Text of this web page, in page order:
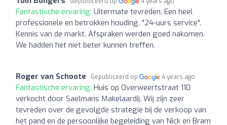
Fantastische ervaring: Uitermate tevreden. Een heel
professionele en betrokken houding. "24-uurs service".
Kennis van de markt. Afspraken werden goed nakomen.
We hadden het niet beter kunnen treffen.
Roger van Schoote Gepubliceerd op 4 years ago
Fantastische ervaring: Huis op Overweertstraat 110
verkocht door Saelmans Makelaardij. Wij zijn zeer
tevreden over de gevolgde strategie bij de verkoop van
het pand en de persoonlijke begeleiding van Nick en Bram